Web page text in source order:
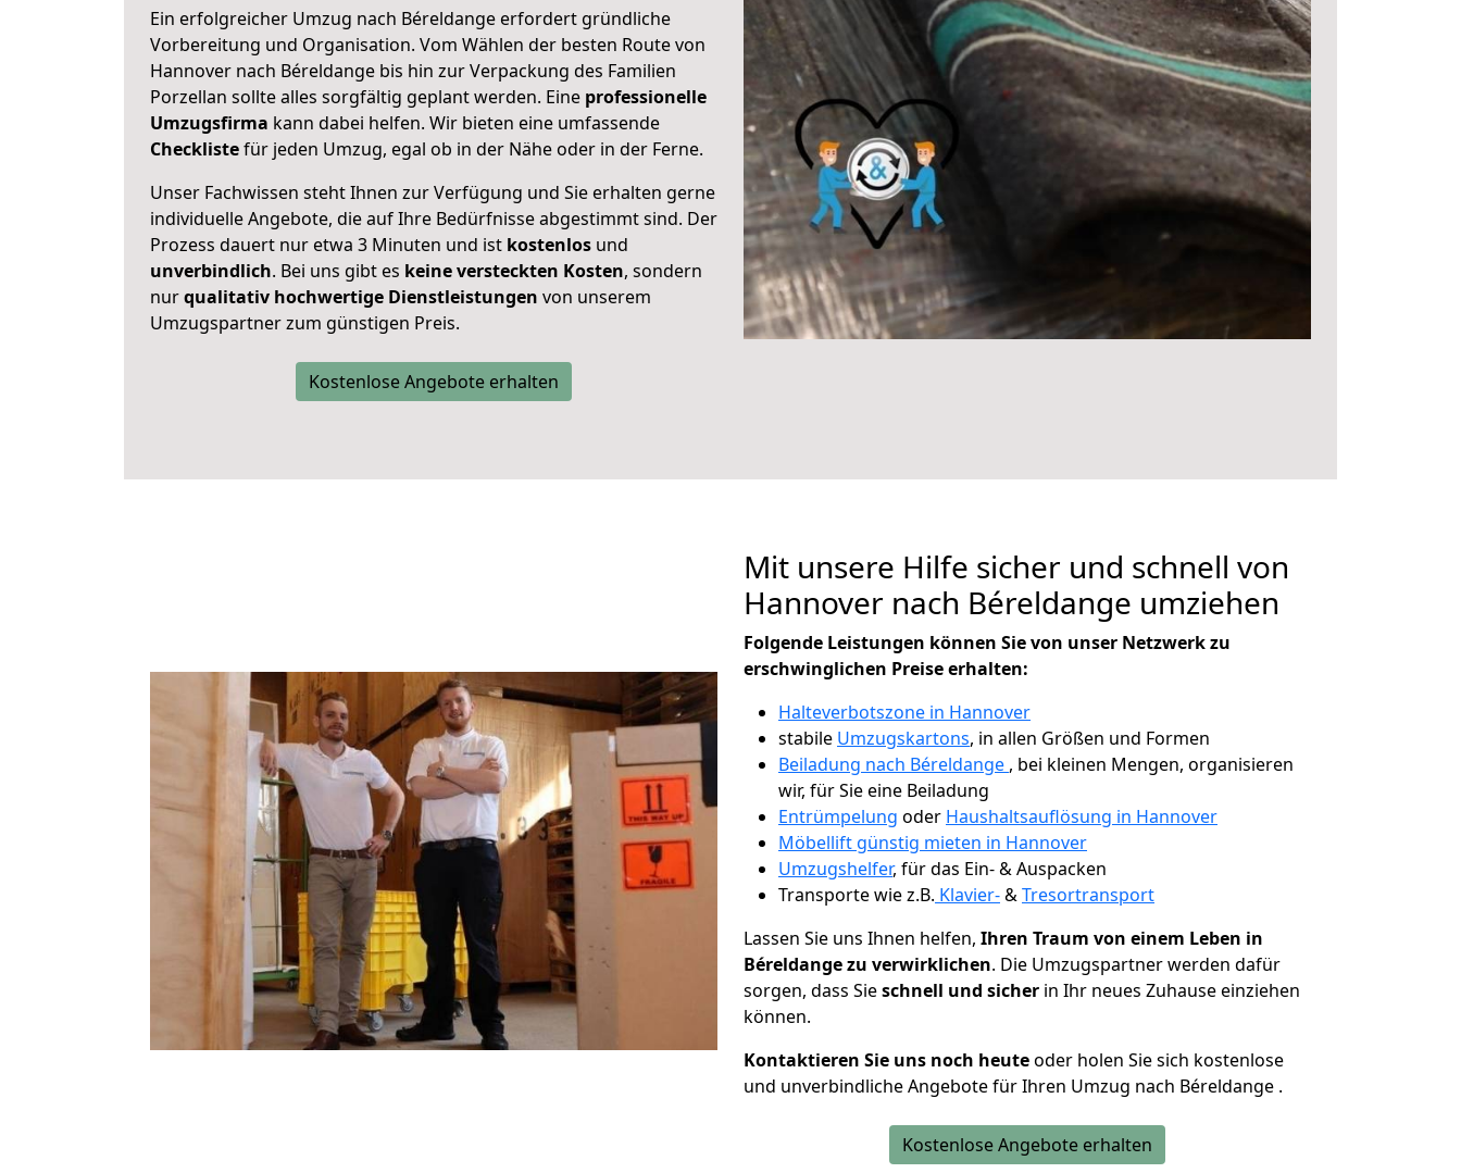
Ein erfolgreicher Umzug nach Béreldange erfordert gründliche
Vorbereitung und Organisation. Vom Wählen der besten Route von
Hannover nach Béreldange bis hin zur Verpackung des Familien
Porzellan sollte alles sorgfältig geplant werden. Eine professionelle
Umzugsfirma kann dabei helfen. Wir bieten eine umfassende
Checklistefür jeden Umzug, egal ob in der Nähe oder in der Ferne.
Unser Fachwissen steht Ihnen zur Verfügung und Sie erhalten gerne
individuelle Angebote, die auf Ihre Bedürfnisse abgestimmt sind. Der
Prozess dauert nur etwa 3 Minuten und ist kostenlos und
unverbindlich. Bei uns gibt es keine versteckten Kosten, sondern
nurqualitativ hochwertige Dienstleistungen von unserem
Umzugspartner zum günstigen Preis.
Kostenlose Angebote erhalten
Mit unsere Hilfe sicher und schnell von
Hannover nach Béreldange umziehen
Folgende Leistungen können Sie von unser Netzwerk zu
erschwinglichen Preise erhalten:
Halteverbotszone in Hannover
stabile Umzugskartons, in allen Größen und Formen
Beiladung nach Béreldange , bei kleinen Mengen, organisieren
wir, für Sie eine Beiladung
Entrümpelung oder Haushaltsauflösung in Hannover
Möbellift günstig mieten in Hannover
Umzugshelfer, für das Ein- & Auspacken
Transporte wie z.B. Klavier-&Tresortransport
Lassen Sie uns Ihnen helfen, Ihren Traum von einem Leben in
Béreldange zu verwirklichen. Die Umzugspartner werden dafür
sorgen, dass Sieschnell und sicher in Ihr neues Zuhause einziehen
können.
Kontaktieren Sie uns noch heuteoder holen Sie sich kostenlose
und unverbindliche Angebote für Ihren Umzug nach Béreldange .
Kostenlose Angebote erhalten